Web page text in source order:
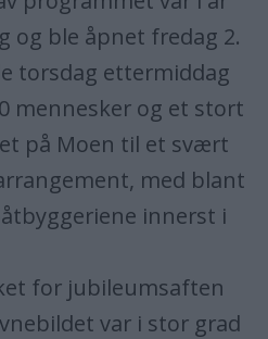
og ble åpnet fredag 2.
torsdag ettermiddag
mennesker og et stort
på Moen til et svært
med blant
innerst i
for jubileumsaften
var i stor grad